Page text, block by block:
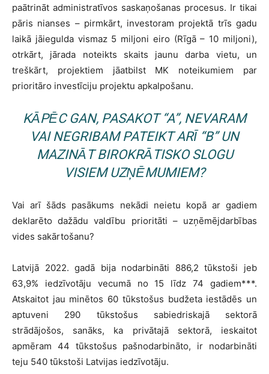
paātrināt administratīvos saskaņošanas procesus. Ir tikai
pāris nianses – pirmkārt, investoram projektā trīs gadu
laikā jāiegulda vismaz 5 miljoni eiro (Rīgā – 10 miljoni),
otrkārt, jārada noteikts skaits jaunu darba vietu, un
treškārt, projektiem jāatbilst MK noteikumiem par
prioritāro investīciju projektu apkalpošanu.
KĀPĒC GAN, PASAKOT “A”, NEVARAM
VAI NEGRIBAM PATEIKT ARĪ “B” UN
MAZINĀT BIROKRĀTISKO SLOGU
VISIEM UZŅĒMUMIEM?
Vai arī šāds pasākums nekādi neietu kopā ar gadiem
deklarēto dažādu valdību prioritāti – uzņēmējdarbības
vides sakārtošanu?
Latvijā 2022. gadā bija nodarbināti 886,2 tūkstoši jeb
63,9% iedzīvotāju vecumā no 15 līdz 74 gadiem***.
Atskaitot jau minētos 60 tūkstošus budžeta iestādēs un
aptuveni 290 tūkstošus sabiedriskajā sektorā
strādājošos, sanāks, ka privātajā sektorā, ieskaitot
apmēram 44 tūkstošus pašnodarbināto, ir nodarbināti
teju 540 tūkstoši Latvijas iedzīvotāju.